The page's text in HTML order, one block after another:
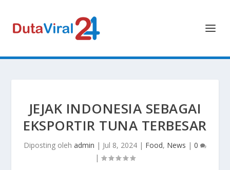
JEJAK INDONESIA SEBAGAI
EKSPORTIR TUNA TERBESAR
Diposting oleh admin | Jul 8, 2024 | Food, News | 0
|